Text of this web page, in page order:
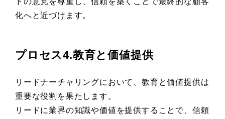
化へと近づけます。
プロセス4.教育と価値提供
リードナーチャリングにおいて、教育と価値提供は
重要な役割を果たします。
リードに業界の知識や価値を提供することで、信頼